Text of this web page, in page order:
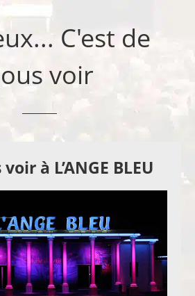
C'est de
voir
à L’ANGE BLEU